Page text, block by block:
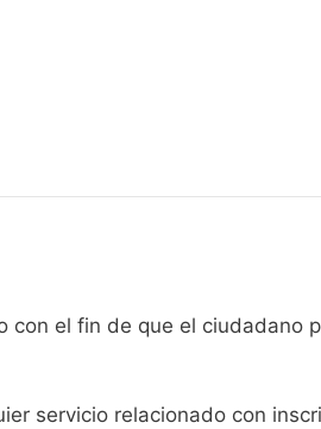
el fin de que el ciudadano
servicio relacionado con